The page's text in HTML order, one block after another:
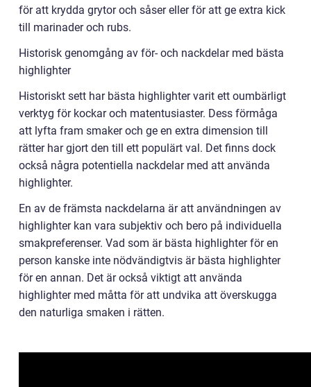
för att krydda grytor och såser eller för att ge extra kick
till marinader och rubs.
Historisk genomgång av för- och nackdelar med bästa
highlighter
Historiskt sett har bästa highlighter varit ett oumbärligt
verktyg för kockar och matentusiaster. Dess förmåga
att lyfta fram smaker och ge en extra dimension till
rätter har gjort den till ett populärt val. Det finns dock
också några potentiella nackdelar med att använda
highlighter.
En av de främsta nackdelarna är att användningen av
highlighter kan vara subjektiv och bero på individuella
smakpreferenser. Vad som är bästa highlighter för en
person kanske inte nödvändigtvis är bästa highlighter
för en annan. Det är också viktigt att använda
highlighter med måtta för att undvika att överskugga
den naturliga smaken i rätten.